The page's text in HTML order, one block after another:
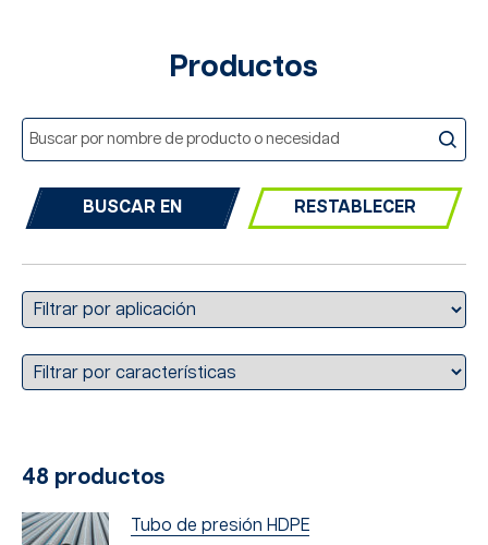
Productos
RESTABLECER
48 productos
Tubo de presión HDPE